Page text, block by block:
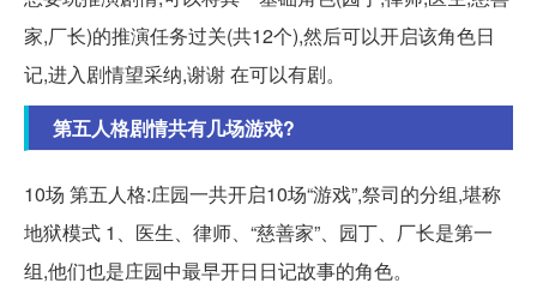
家,厂长)的推演任务过关(共12个),然后可以开启该角色日
记,进入剧情望采纳,谢谢 在可以有剧。
第五人格剧情共有几场游戏?
10场 第五人格:庄园一共开启10场“游戏”,祭司的分组,堪称
地狱模式 1、医生、律师、“慈善家”、园丁、厂长是第一
组,他们也是庄园中最早开日日记故事的角色。